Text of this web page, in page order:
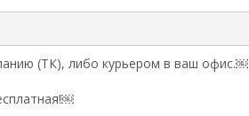
(ТК), либо курьером в ваш офис.￼